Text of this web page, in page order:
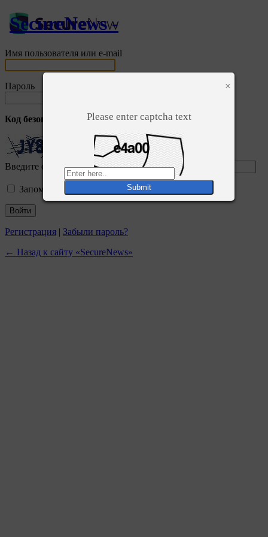
×
Please enter captcha text
SecureNews -
Имя пользователя или e-mail
Пароль
Код безопасности
Введите символы отображаемые выше:
Запомнить меня
Регистрация | Забыли пароль?
← Назад к сайту «SecureNews»